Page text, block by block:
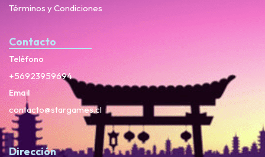
Términos y Condiciones
Contacto
Teléfono
+56923959694
Email
contacto@stargames.cl
Dirección